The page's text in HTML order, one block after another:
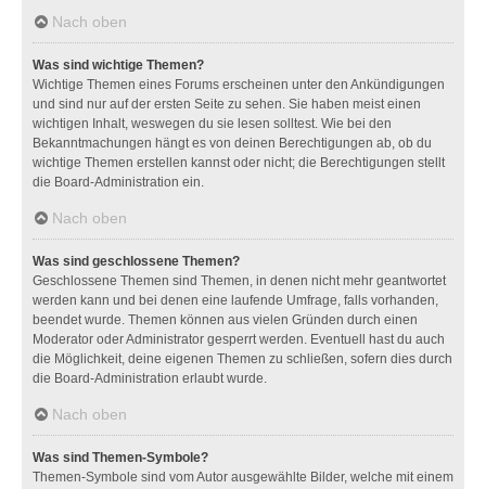
Nach oben
Was sind wichtige Themen?
Wichtige Themen eines Forums erscheinen unter den Ankündigungen
und sind nur auf der ersten Seite zu sehen. Sie haben meist einen
wichtigen Inhalt, weswegen du sie lesen solltest. Wie bei den
Bekanntmachungen hängt es von deinen Berechtigungen ab, ob du
wichtige Themen erstellen kannst oder nicht; die Berechtigungen stellt
die Board-Administration ein.
Nach oben
Was sind geschlossene Themen?
Geschlossene Themen sind Themen, in denen nicht mehr geantwortet
werden kann und bei denen eine laufende Umfrage, falls vorhanden,
beendet wurde. Themen können aus vielen Gründen durch einen
Moderator oder Administrator gesperrt werden. Eventuell hast du auch
die Möglichkeit, deine eigenen Themen zu schließen, sofern dies durch
die Board-Administration erlaubt wurde.
Nach oben
Was sind Themen-Symbole?
Themen-Symbole sind vom Autor ausgewählte Bilder, welche mit einem